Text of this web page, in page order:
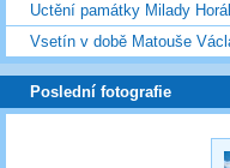
Uctění památky Milady
Vsetín v době Matouše
Poslední fotografie